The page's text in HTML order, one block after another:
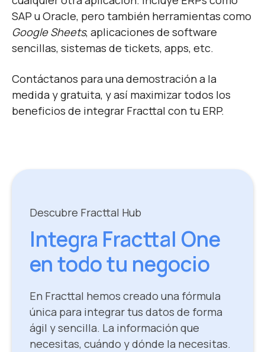
SAP u Oracle, pero también herramientas como
Google Sheets, aplicaciones de software
sencillas, sistemas de tickets, apps, etc.
Contáctanos para una demostración a la
medida y gratuita, y así maximizar todos los
beneficios de integrar Fracttal con tu ERP.
Descubre Fracttal Hub
Integra Fracttal One
en todo tu negocio
En Fracttal hemos creado una fórmula
única para integrar tus datos de forma
ágil y sencilla. La información que
necesitas, cuándo y dónde la necesitas.